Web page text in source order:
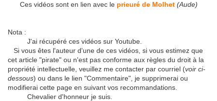
Ces vidéos sont en lien avec le prieuré de Molhet (Aude)
Nota :
J'ai récupéré ces vidéos sur Youtube.
Si vous êtes l'auteur d'une de ces vidéos, si vous estimez que
cet article "pirate" ou n'est pas conforme aux règles du droit à la
propriété intellectuelle, veuillez me contacter par courriel (voir ci-
dessous) ou dans le lien "Commentaire", je supprimerai ou
modifierai cette page en suivant vos recommandations.
Chevalier d'honneur je suis.